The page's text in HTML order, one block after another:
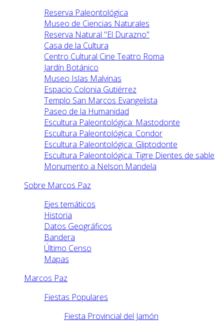
Reserva Paleontológica
Museo de Ciencias Naturales
Reserva Natural "El Durazno"
Casa de la Cultura
Centro Cultural Cine Teatro Roma
Jardín Botánico
Museo Islas Malvinas
Espacio Colonia Gutiérrez
Templo San Marcos Evangelista
Paseo de la Humanidad
Escultura Paleontológica: Mastodonte
Escultura Paleontológica: Condor
Escultura Paleontológica: Gliptodonte
Escultura Paleontológica: Tigre Dientes de sable
Monumento a Nelson Mandela
Sobre Marcos Paz
Ejes temáticos
Historia
Datos Geográficos
Bandera
Último Censo
Mapas
Marcos Paz
Fiestas Populares
Fiesta Provincial del Jamón